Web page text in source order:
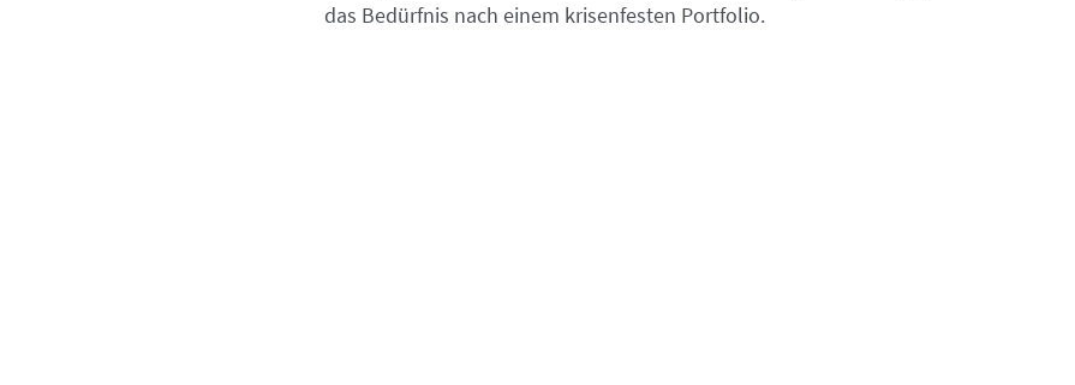
das Bedürfnis nach einem krisenfesten Portfolio.